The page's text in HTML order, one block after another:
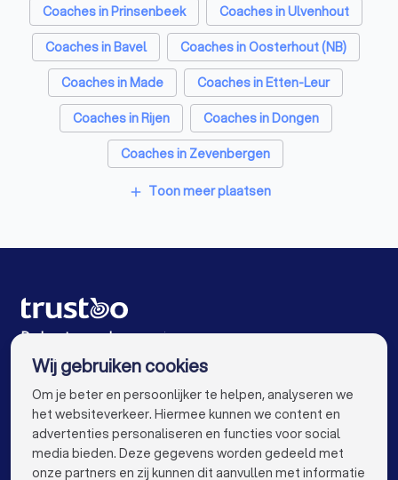
Personal trainers in Breda
Diëtisten in Breda
Coaches in Prinsenbeek
Coaches in Ulvenhout
Coaches in Bavel
Coaches in Oosterhout (NB)
Coaches in Made
Coaches in Etten-Leur
Coaches in Rijen
Coaches in Dongen
Coaches in Zevenbergen
Coaches in Raamsdonksveer
Coaches in Eindhoven
Coaches in Groningen
Coaches in Almere
Coaches in Nijmegen
Coaches in Haarlem
Coaches in Arnhem
Coaches in Amersfoort
Coaches in Apeldoorn
Coaches in Den Bosch
Coaches in Maastricht
add Toon meer plaatsen
De beste coaches voor jou
Wij gebruiken cookies
Om je beter en persoonlijker te helpen, analyseren we
het websiteverkeer. Hiermee kunnen we content en
advertenties personaliseren en functies voor social
media bieden. Deze gegevens worden gedeeld met
onze partners en zij kunnen dit aanvullen met informatie